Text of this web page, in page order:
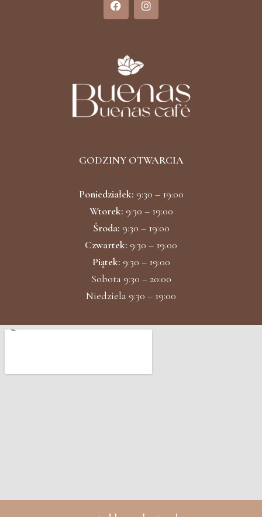
a
c
o
o
k
n
s
r
m
GODZINY OTWARCIA
Poniedziałek: 9:30 – 19:00
Wtorek: 9:30 – 19:00
Środa: 9:30 – 19:00
Czwartek: 9:30 – 19:00
Piątek: 9:30 – 19:00
Sobota 9:30 – 20:00
Niedziela 9:30 – 19:00